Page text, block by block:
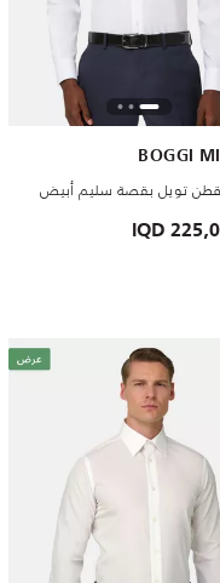
BOGGI
تويل بقصة سليم أبيض